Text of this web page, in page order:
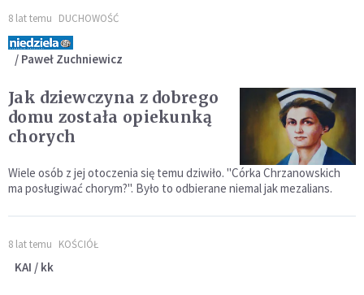
8 lat temu DUCHOWOŚĆ
/ Paweł Zuchniewicz
Jak dziewczyna z dobrego
domu została opiekunką
chorych
Wiele osób z jej otoczenia się temu dziwiło. "Córka Chrzanowskich
ma posługiwać chorym?". Było to odbierane niemal jak mezalians.
8 lat temu KOŚCIÓŁ
KAI / kk